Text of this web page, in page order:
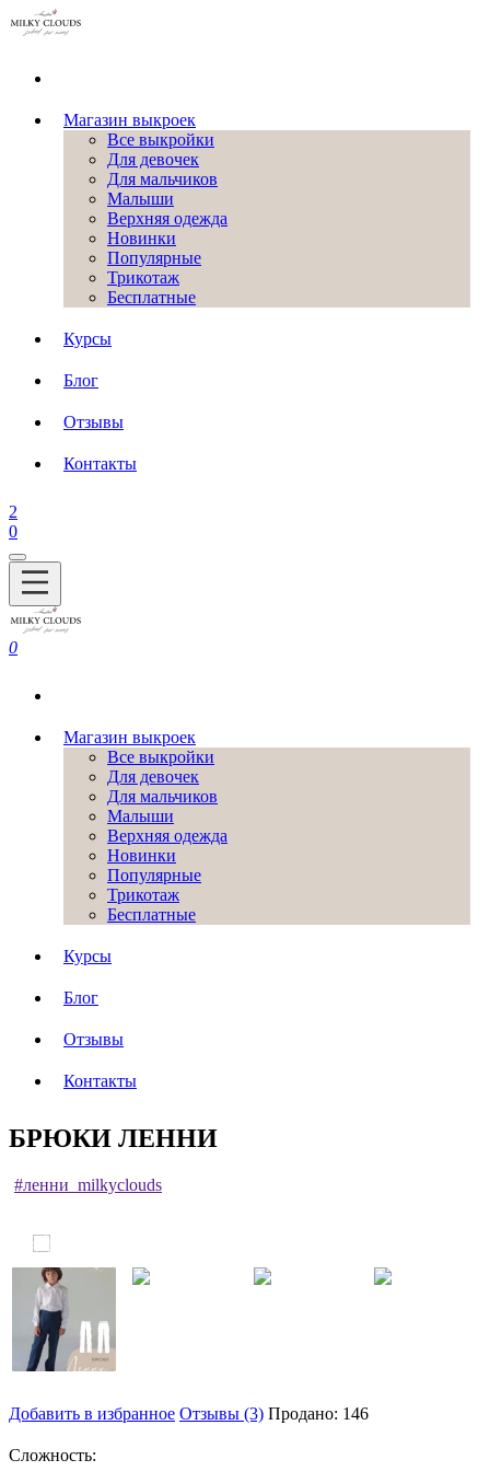
Магазин выкроек
Все выкройки
Для девочек
Для мальчиков
Малыши
Верхняя одежда
Новинки
Популярные
Трикотаж
Бесплатные
Курсы
Блог
Отзывы
Контакты
2
0
0
Магазин выкроек
Все выкройки
Для девочек
Для мальчиков
Малыши
Верхняя одежда
Новинки
Популярные
Трикотаж
Бесплатные
Курсы
Блог
Отзывы
Контакты
БРЮКИ ЛЕННИ
#ленни_milkyclouds
Добавить в избранное Отзывы (3) Продано: 146
Сложность: